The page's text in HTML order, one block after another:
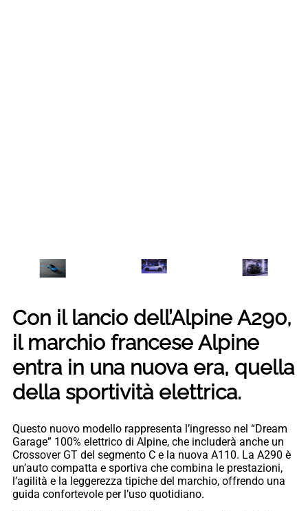
Con il lancio dell’Alpine A290,
il marchio francese Alpine
entra in una nuova era, quella
della sportività elettrica.
Questo nuovo modello rappresenta l’ingresso nel “Dream
Garage” 100% elettrico di Alpine, che includerà anche un
Crossover GT del segmento C e la nuova A110. La A290 è
un’auto compatta e sportiva che combina le prestazioni,
l’agilità e la leggerezza tipiche del marchio, offrendo una
guida confortevole per l’uso quotidiano.